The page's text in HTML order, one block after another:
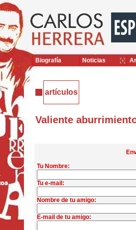
artículos
Valiente
Tu Nombre:
Tu e-mail:
Nombre de tu amigo:
E-mail de tu amigo:
Biografía Noticias